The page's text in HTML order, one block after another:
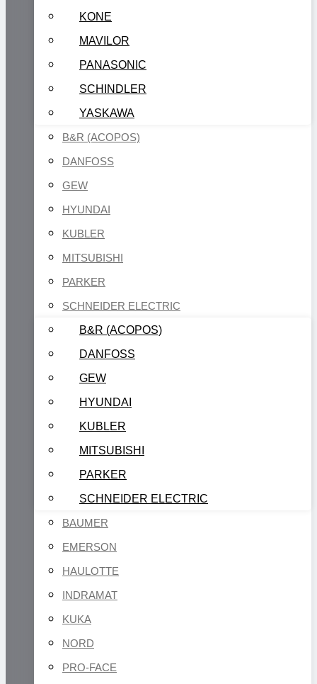
KONE
MAVILOR
PANASONIC
SCHINDLER
YASKAWA
B&R (ACOPOS)
DANFOSS
GEW
HYUNDAI
KUBLER
MITSUBISHI
PARKER
SCHNEIDER ELECTRIC
B&R (ACOPOS)
DANFOSS
GEW
HYUNDAI
KUBLER
MITSUBISHI
PARKER
SCHNEIDER ELECTRIC
BAUMER
EMERSON
HAULOTTE
INDRAMAT
KUKA
NORD
PRO-FACE